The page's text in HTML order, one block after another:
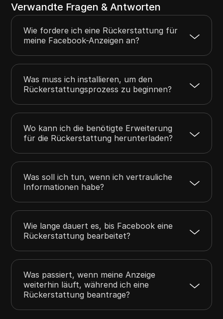
Verwandte Fragen & Antworten
Wie fordere ich eine Rückerstattung für
meine Facebook-Anzeigen an?
Was muss ich installieren, um den
Rückerstattungsprozess zu beginnen?
Wo kann ich die benötigte Erweiterung
für die Rückerstattung herunterladen?
Was soll ich tun, wenn ich vertrauliche
Informationen habe?
Wie lange dauert es, bis Facebook eine
Rückerstattung bearbeitet?
Was passiert, wenn meine Anzeige
weiterhin läuft, während ich eine
Rückerstattung beantrage?